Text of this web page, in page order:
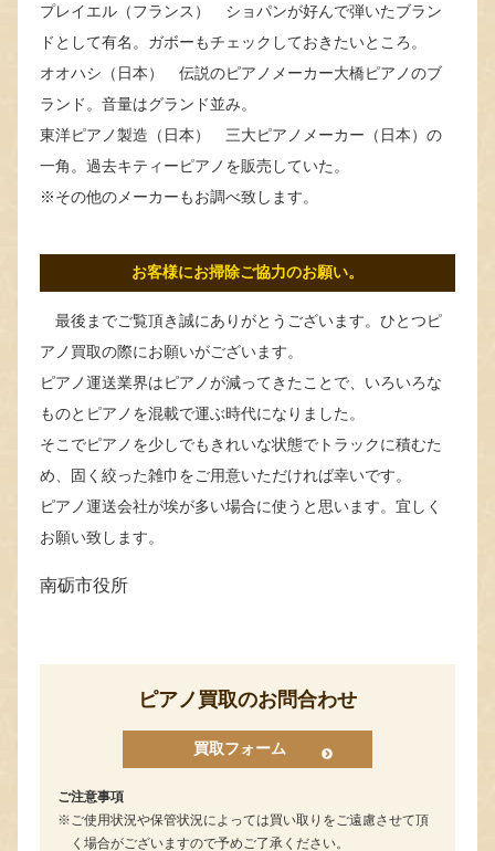
プレイエル（フランス） ショパンが好んで弾いたブラン
ドとして有名。ガボーもチェックしておきたいところ。
オオハシ（日本） 伝説のピアノメーカー大橋ピアノのブ
ランド。音量はグランド並み。
東洋ピアノ製造（日本） 三大ピアノメーカー（日本）の
一角。過去キティーピアノを販売していた。
※その他のメーカーもお調べ致します。
お客様にお掃除ご協力のお願い。
最後までご覧頂き誠にありがとうございます。ひとつピ
アノ買取の際にお願いがございます。
ピアノ運送業界はピアノが減ってきたことで、いろいろな
ものとピアノを混載で運ぶ時代になりました。
そこでピアノを少しでもきれいな状態でトラックに積むた
め、固く絞った雑巾をご用意いただければ幸いです。
ピアノ運送会社が埃が多い場合に使うと思います。宜しく
お願い致します。
南砺市役所
ピアノ買取のお問合わせ
買取フォーム
ご注意事項
ご使用状況や保管状況によっては買い取りをご遠慮させて頂
く場合がございますので予めご了承ください。